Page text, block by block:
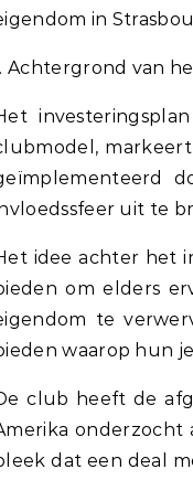
in
Achtergrond van
uit te
idee achter het
om elders
te
waarop hun
club heeft de
onderzocht
dat een deal